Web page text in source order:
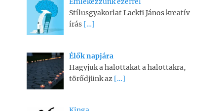
Stílusgyakorlat Lackfi János kreatív
írás […]
Élők napjára
Hagyjuk a halottakat a halottakra,
törődjünk az […]